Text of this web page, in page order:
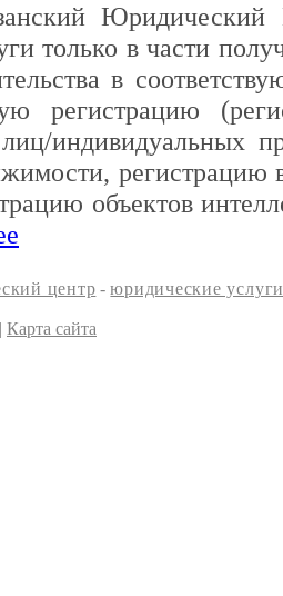
Юридический
только в части
в
регистрацию
индивидуальных
регистрацию
объектов
центр -юридические
| Карта сайта